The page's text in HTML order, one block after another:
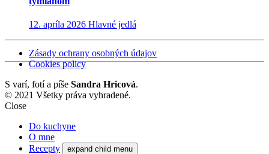
12. apríla 2026 Hlavné jedlá
Zásady ochrany osobných údajov
Cookies policy
S varí, fotí a píše Sandra Hricová.
© 2021 Všetky práva vyhradené.
Close
Do kuchyne
O mne
Recepty
expand child menu